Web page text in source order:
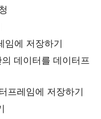
임에 저장하기
데이터를 데이터프
프레임에 저장하기